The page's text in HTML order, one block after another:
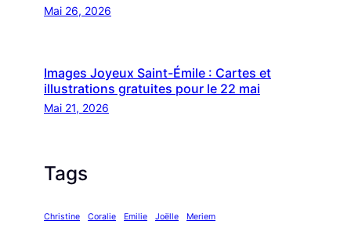
Mai 26, 2026
Images Joyeux Saint-Émile : Cartes et
illustrations gratuites pour le 22 mai
Mai 21, 2026
Tags
Christine Coralie Emilie Joëlle Meriem